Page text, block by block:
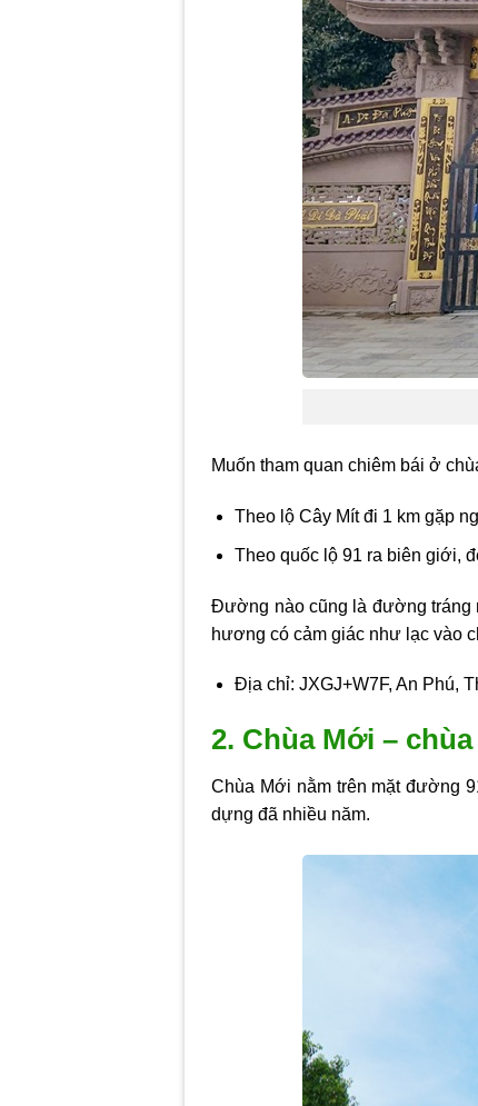
Muốn tham quan chiêm bái ở
Theo lộ Cây Mít đi 1 km gặp
Theo quốc lộ 91 ra biên giới,
Đường nào cũng là đường tráng
hương có cảm giác như lạc vào
Địa chỉ: JXGJ+W7F, An Phú,
2. Chùa Mới –
Chùa Mới nằm trên mặt đường
dựng đã nhiều năm.